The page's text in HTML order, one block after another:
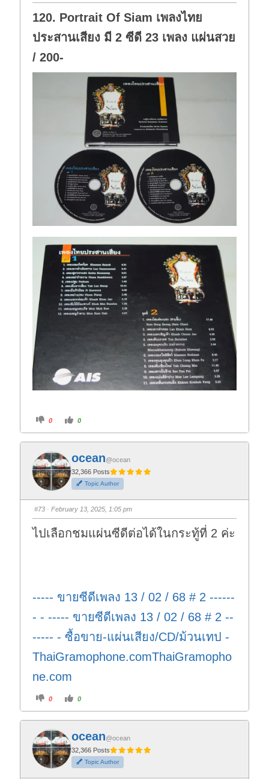
o
n
.
p
120. Portrait Of Siam เพลงไทย
ประสานเสียง มี 2 ซีดี 23 เพลง แผ่นสวย
/ 200-
C
i
f
o
r
t
h
u
m
d
o
n
.
0
C
i
o
t
h
u
m
u
p
0
ocean@ocean
32,366 Posts
Topic Author
#73 · February 13, 2025, 1:05 pm
ไปเลือกชมแผ่นซีดีต่อได้ในกระทู้ที่ 2 ค่ะ
----- ขายซีดีเพลง 13 / 02 / 68 # 2 ------
- - ----- ขายซีดีเพลง 13 / 02 / 68 # 2 --
----- - ซื้อขาย-แผ่นเสียง/CD/ม้วนเทป -
ThaiGramophone.comThaiGramopho
ne.com
C
i
k
f
o
r
t
h
u
m
0
C
i
k
o
r
t
h
u
m
0
ocean@ocean
32,366 Posts
Topic Author